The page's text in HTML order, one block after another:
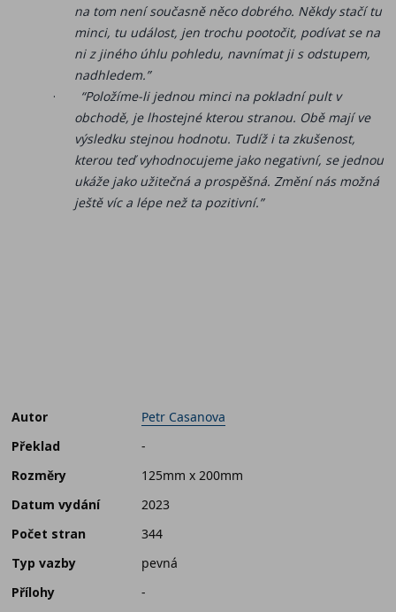
na tom není současně něco dobrého. Někdy stačí tu
minci, tu událost, jen trochu pootočit, podívat se na
ni z jiného úhlu pohledu, navnímat ji s odstupem,
nadhledem.”
·
“Položíme-li jednou minci na pokladní pult v
obchodě, je lhostejné kterou stranou. Obě mají ve
výsledku stejnou hodnotu. Tudíž i ta zkušenost,
kterou teď vyhodnocujeme jako negativní, se jednou
ukáže jako užitečná a prospěšná. Změní nás možná
ještě víc a lépe než ta pozitivní.”
Autor
Petr Casanova
Překlad
-
Rozměry
125mm x 200mm
Datum vydání
2023
Počet stran
344
Typ vazby
pevná
Přílohy
-